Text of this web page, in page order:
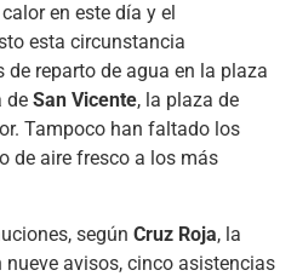
en este día y el
esta circunstancia
reparto de agua en la plaza
de San Vicente, la plaza de
Tampoco han faltado los
de aire fresco a los más
según Cruz Roja, la
avisos, cinco asistencias